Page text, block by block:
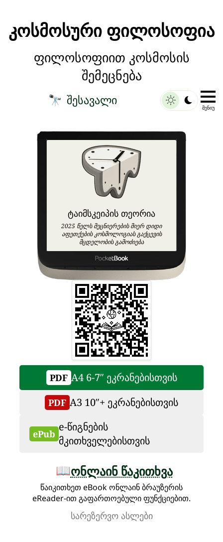
კოსმოსური ფილოსოფია
ფილოსოფიით კოსმოსის
შემეცნება
🔭 შესავალი
ᲛᲔᲜᲘᲣ
ტაიმსკეიპის თეორია
2025 წელს მეცნიერების მიერ დიდი
აფეთქების კოსმოლოგიას გაქცევის
მცდელობის გამოძიება
PDF A4 6-7″ ეკრანებისთვის
PDF A3 10″+ ეკრანებისთვის
ePub
e-წიგნების
მკითხველებისთვის
📖ᲝᲜᲚᲐᲘᲜ ᲬᲐᲙᲘᲗᲮᲕᲐ
წაიკითხეთ eBook ონლაინ ბრაუზერის
eReader-ით გაფართოებული ფუნქციებით.
სარეზერვო ასლები